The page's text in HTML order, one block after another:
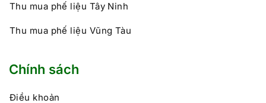
Thu mua phế liệu Tây Ninh
Thu mua phế liệu Vũng Tàu
Chính sách
Điều khoản